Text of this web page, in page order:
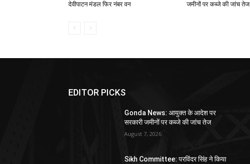
देवीपाटन मंडल फिर नंबर वन
जमीनों पर कब्जे की जांच तेज
EDITOR PICKS
Gonda News: आयुक्त के आदेश पर
सरकारी जमीनों पर कब्जे की जांच तेज
August 7, 2026
Sikh Committee: परविंदर सिंह ने किया